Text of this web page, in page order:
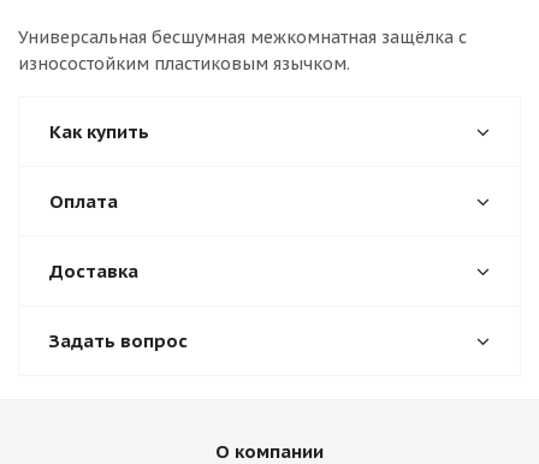
Универсальная бесшумная межкомнатная защёлка с
износостойким пластиковым язычком.
Как купить
Оплата
Доставка
Задать вопрос
О компании